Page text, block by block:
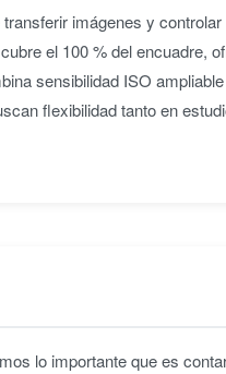
imágenes y controlar
el 100 % del encuadre,
sensibilidad ISO
flexibilidad tanto en
lo importante que es